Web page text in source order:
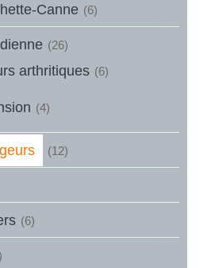
Canne (6)
(26)
arthritiques (6)
(4)
(12)
(6)